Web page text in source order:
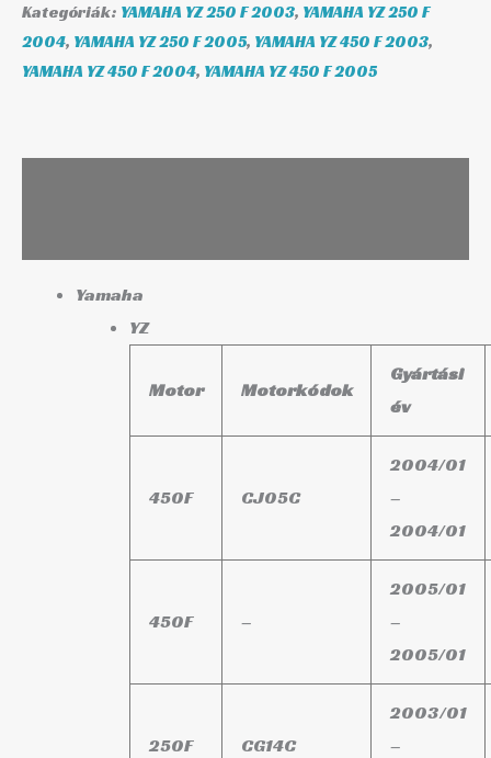
Kategóriák: YAMAHA YZ 250 F 2003, YAMAHA YZ 250 F
2004, YAMAHA YZ 250 F 2005, YAMAHA YZ 450 F 2003,
YAMAHA YZ 450 F 2004, YAMAHA YZ 450 F 2005
Yamaha
YZ
Motor Motorkódok
Gyártási
év
450F CJ05C
2004/01
–
2004/01
450F –
2005/01
–
2005/01
250F CG14C
2003/01
–